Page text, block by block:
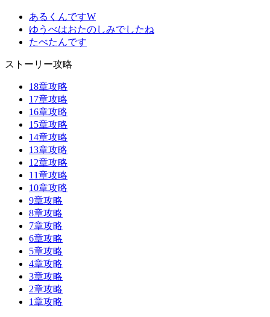
あるくんですW
ゆうべはおたのしみでしたね
たべたんです
ストーリー攻略
18章攻略
17章攻略
16章攻略
15章攻略
14章攻略
13章攻略
12章攻略
11章攻略
10章攻略
9章攻略
8章攻略
7章攻略
6章攻略
5章攻略
4章攻略
3章攻略
2章攻略
1章攻略